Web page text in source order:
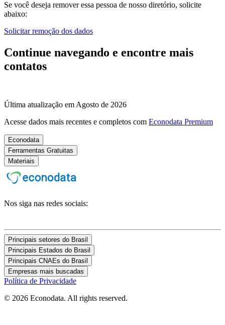
Se você deseja remover essa pessoa de nosso diretório, solicite
abaixo:
Solicitar remoção dos dados
Continue navegando e encontre mais
contatos
Última atualização em Agosto de 2026
Acesse dados mais recentes e completos com Econodata Premium
Econodata
Ferramentas Gratuitas
Materiais
Nos siga nas redes sociais:
Principais setores do Brasil
Principais Estados do Brasil
Principais CNAEs do Brasil
Empresas mais buscadas
Política de Privacidade
© 2026 Econodata. All rights reserved.